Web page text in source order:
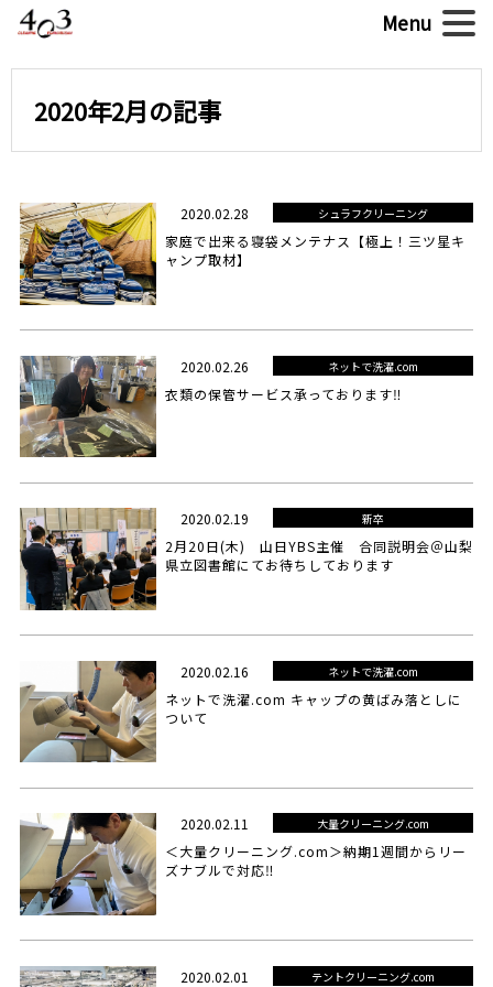
2020年2月の記事
2020.02.28 シュラフクリーニング
家庭で出来る寝袋メンテナス【極上！三ツ星キ
ャンプ取材】
2020.02.26 ネットで洗濯.com
衣類の保管サービス承っております‼
2020.02.19 新卒
2月20日(木) 山日YBS主催 合同説明会＠山梨
県立図書館にてお待ちしております
2020.02.16 ネットで洗濯.com
ネットで洗濯.com キャップの黄ばみ落としに
ついて
2020.02.11 大量クリーニング.com
＜大量クリーニング.com＞納期1週間からリー
ズナブルで対応‼
2020.02.01 テントクリーニング.com